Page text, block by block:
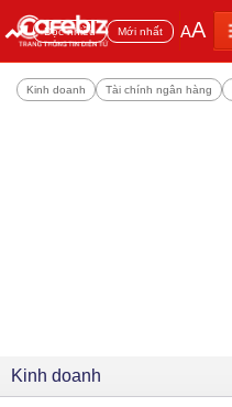
Đọc nhiều Mới nhất AA
Kinh doanh Tài chính ngân hàng
Kinh doanh